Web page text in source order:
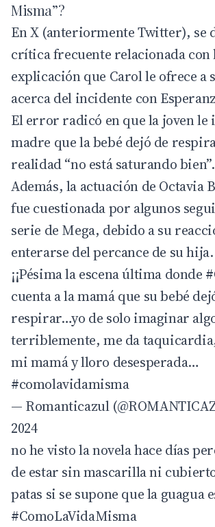
Misma”?
En X (anteriormente Twitter), se
crítica frecuente relacionada con
explicación que Carol le ofrece a
acerca del incidente con
El error radicó en que la joven le
madre que la bebé dejó de
realidad “no está saturando bien”.
Además, la actuación de Octavia
fue cuestionada por algunos
serie de Mega, debido a su
enterarse del percance de su hija.
¡¡Pésima la escena última donde
cuenta a la mamá que su bebé
respirar…yo de solo imaginar
terriblemente, me da
mi mamá y lloro desesperada…
#comolavidamisma
— Romanticazul
2024
no he visto la novela hace días
de estar sin mascarilla ni
patas si se supone que la guagua
#ComoLaVidaMisma